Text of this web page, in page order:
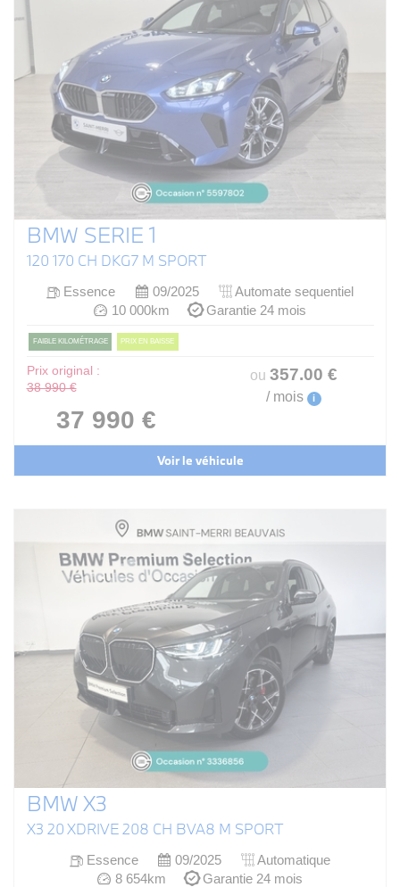
BMW SERIE 1
120 170 CH DKG7 M SPORT
Essence 09/2025
Automate sequentiel
10 000km
Garantie 24 mois
FAIBLE KILOMÉTRAGE PRIX EN BAISSE
Prix original :
38 990 €
37 990 €
ou 357.00 €
/ mois i
Voir le véhicule
BMW X3
X3 20 XDRIVE 208 CH BVA8 M SPORT
Essence 09/2025
Automatique
8 654km
Garantie 24 mois